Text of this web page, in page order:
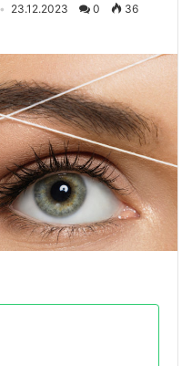
23.12.2023 0
36